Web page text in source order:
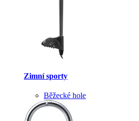
Zimní sporty
Běžecké hole